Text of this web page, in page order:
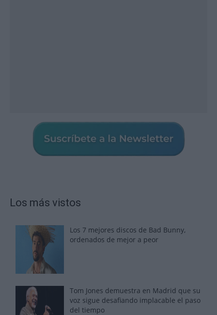
Los más vistos
Los 7 mejores discos de Bad Bunny,
ordenados de mejor a peor
Tom Jones demuestra en Madrid que su
voz sigue desafiando implacable el paso
del tiempo